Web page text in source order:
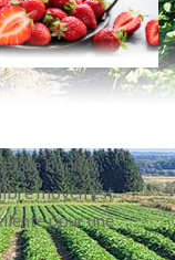
de bonne
moyen est
pour une